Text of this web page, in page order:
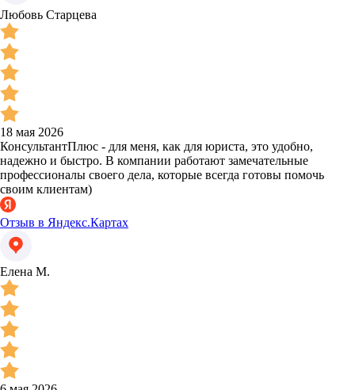
Любовь Старцева
18 мая 2026
КонсультантПлюс - для меня, как для юриста, это удобно,
надежно и быстро. В компании работают замечательные
профессионалы своего дела, которые всегда готовы помочь
своим клиентам)
Отзыв в Яндекс.Картах
Елена М.